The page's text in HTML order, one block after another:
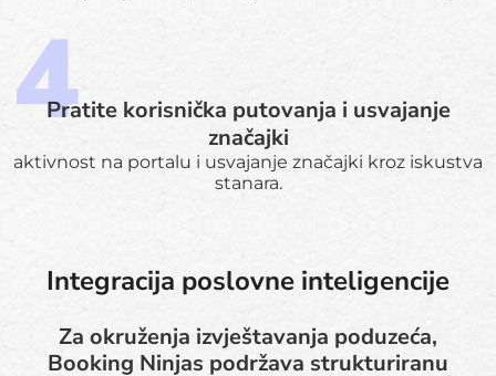
Pratite korisnička putovanja i usvajanje
značajki
aktivnost na portalu i usvajanje značajki kroz iskustva
stanara.
Integracija poslovne inteligencije
Za okruženja izvještavanja poduzeća,
Booking Ninjas podržava strukturiranu